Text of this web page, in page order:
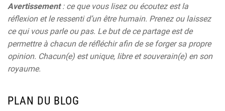
Avertissement: ce que vous lisez ou écoutez est la
réflexion et le ressenti d’un être humain. Prenez ou laissez
ce qui vous parle ou pas. Le but de ce partage est de
permettre à chacun de réfléchir afin de se forger sa propre
opinion. Chacun(e) est unique, libre et souverain(e) en son
royaume.
PLAN DU BLOG